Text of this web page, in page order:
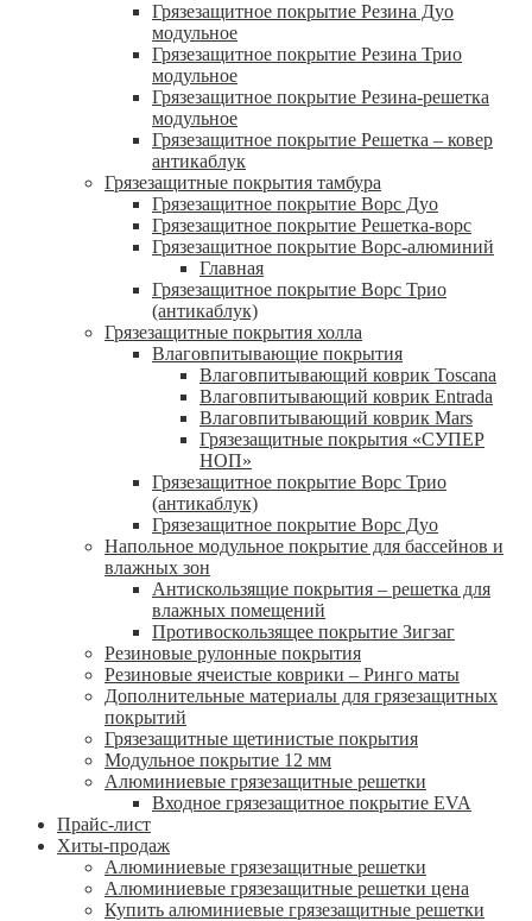
Грязезащитное покрытие Резина Дуо
модульное
Грязезащитное покрытие Резина Трио
модульное
Грязезащитное покрытие Резина-решетка
модульное
Грязезащитное покрытие Решетка – ковер
антикаблук
Грязезащитные покрытия тамбура
Грязезащитное покрытие Ворс Дуо
Грязезащитное покрытие Решетка-ворс
Грязезащитное покрытие Ворс-алюминий
Главная
Грязезащитное покрытие Ворс Трио
(антикаблук)
Грязезащитные покрытия холла
Влаговпитывающие покрытия
Влаговпитывающий коврик Toscana
Влаговпитывающий коврик Entrada
Влаговпитывающий коврик Mars
Грязезащитные покрытия «СУПЕР
НОП»
Грязезащитное покрытие Ворс Трио
(антикаблук)
Грязезащитное покрытие Ворс Дуо
Напольное модульное покрытие для бассейнов и
влажных зон
Антискользящие покрытия – решетка для
влажных помещений
Противоскользящее покрытие Зигзаг
Резиновые рулонные покрытия
Резиновые ячеистые коврики – Ринго маты
Дополнительные материалы для грязезащитных
покрытий
Грязезащитные щетинистые покрытия
Модульное покрытие 12 мм
Алюминиевые грязезащитные решетки
Входное грязезащитное покрытие EVA
Прайс-лист
Хиты-продаж
Алюминиевые грязезащитные решетки
Алюминиевые грязезащитные решетки цена
Купить алюминиевые грязезащитные решетки